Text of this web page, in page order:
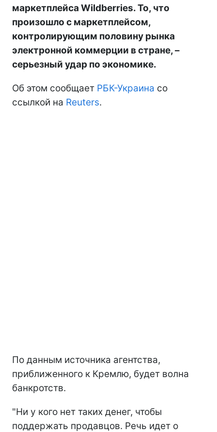
маркетплейса Wildberries. То, что
произошло с маркетплейсом,
контролирующим половину рынка
электронной коммерции в стране, –
серьезный удар по экономике.
Об этом сообщает РБК-Украина со
ссылкой на Reuters.
По данным источника агентства,
приближенного к Кремлю, будет волна
банкротств.
"Ни у кого нет таких денег, чтобы
поддержать продавцов. Речь идет о